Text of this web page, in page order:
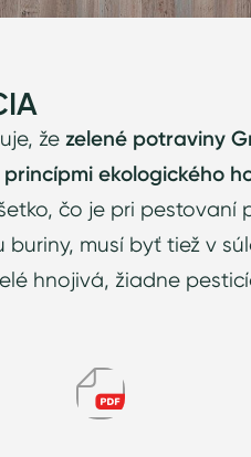
žezelené potraviny
ekologického
čo je pri
musí byť tiež v
hnojivá, žiadne